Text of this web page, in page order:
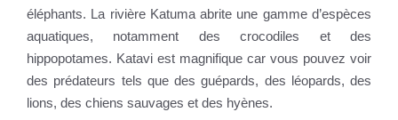
éléphants. La rivière Katuma abrite une gamme d’espèces
aquatiques, notamment des crocodiles et des
hippopotames. Katavi est magnifique car vous pouvez voir
des prédateurs tels que des guépards, des léopards, des
lions, des chiens sauvages et des hyènes.